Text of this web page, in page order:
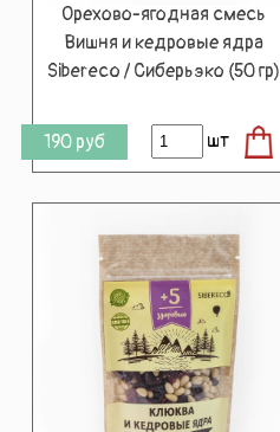
Орехово-ягодная смесь
Вишня и кедровые ядра
Sibereco / Сиберьэко (50 гр)
190 руб шт